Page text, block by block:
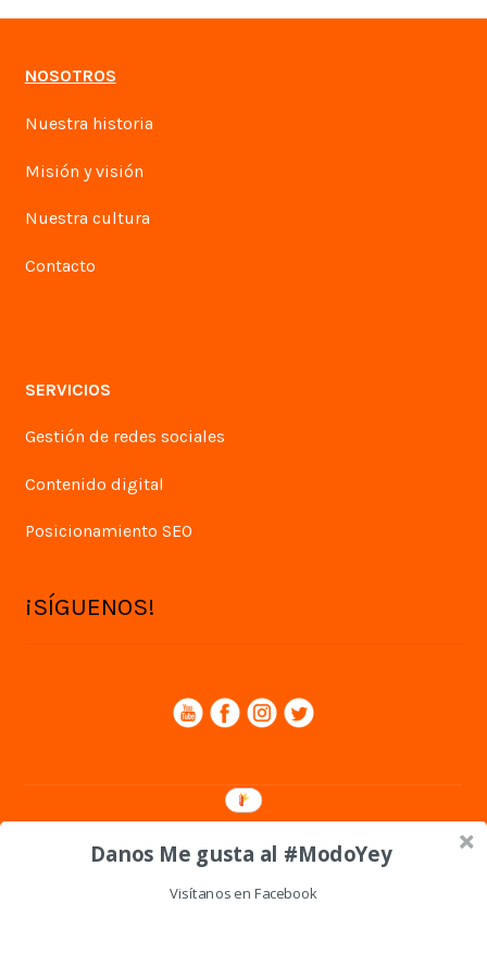
NOSOTROS
Nuestra historia
Misión y visión
Nuestra cultura
Contacto
SERVICIOS
Gestión de redes sociales
Contenido digital
Posicionamiento SEO
¡SÍGUENOS!
© Yey Digital 2026
Política de privacidad
Danos Me gusta al #ModoYey
Visítanos en Facebook